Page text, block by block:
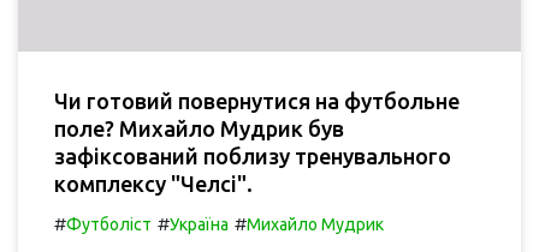
Чи готовий повернутися на футбольне
поле? Михайло Мудрик був
зафіксований поблизу тренувального
комплексу "Челсі".
#Футболіст #Україна #Михайло Мудрик